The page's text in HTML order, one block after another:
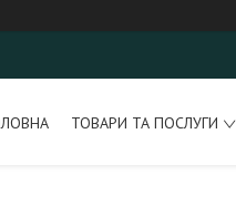
ТОВАРИ ТА ПОСЛУГИ